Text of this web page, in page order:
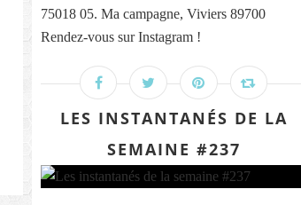
75018 05. Ma campagne, Viviers 89700
Rendez-vous sur Instagram !
LES INSTANTANÉS DE LA
SEMAINE #237